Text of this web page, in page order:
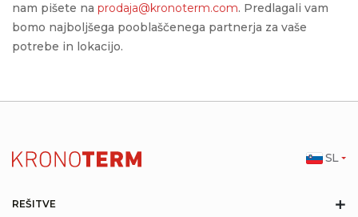
nam pišete na prodaja@kronoterm.com. Predlagali vam
bomo najboljšega pooblaščenega partnerja za vaše
potrebe in lokacijo.
REŠITVE +
SL